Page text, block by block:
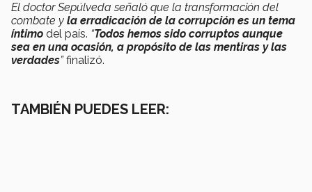
El doctor Sepúlveda señaló que la transformación del
combate y la erradicación de la corrupción es un tema
íntimo del país. “Todos hemos sido corruptos aunque
sea en una ocasión, a propósito de las mentiras y las
verdades”finalizó.
TAMBIÉN PUEDES LEER: